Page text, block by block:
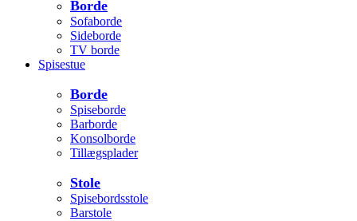
Borde
Sofaborde
Sideborde
TV borde
Spisestue
Borde
Spiseborde
Barborde
Konsolborde
Tillægsplader
Stole
Spisebordsstole
Barstole